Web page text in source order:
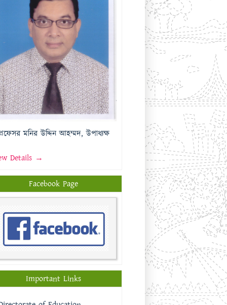
মনির উদ্দিন আহম্মদ, উপাধ্যক্ষ
Details →
Facebook Page
Important Links